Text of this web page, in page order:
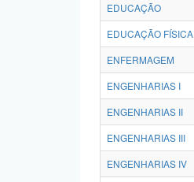
EDUCAÇÃO
EDUCAÇÃO FÍSICA
ENFERMAGEM
ENGENHARIAS I
ENGENHARIAS II
ENGENHARIAS III
ENGENHARIAS IV